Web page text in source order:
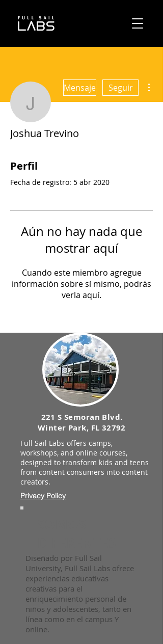
Joshua Trevino
Mensaje Seguir
Joshua Trevino
Perfil
Fecha de registro: 5 abr 2020
Aún no hay nada que
mostrar aquí
Cuando este miembro agregue
información sobre sí mismo, podrás
verla aquí.
221 S Semoran Blvd.
Winter Park, FL 32792
Full Sail Labs offers camps,
workshops, and online courses,
designed to transform kids and teens
from content consumers into content
creators.
Privacy Policy
Diseñado por Full Sail
University, Full Sail Labs ofrece
experiencias educativas
creativas para el
enriquecimiento personal de
niños y adolescentes, tanto en
línea como en el campus Y
online.